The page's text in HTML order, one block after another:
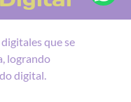
que se
logrando
digital.
h